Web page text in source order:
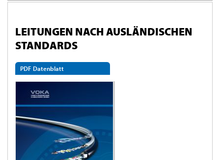
LEITUNGEN NACH AUSLÄNDISCHEN
STANDARDS
PDF Datenblatt